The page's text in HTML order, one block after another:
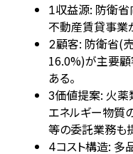
1収益源: 防衛省
不動産賃貸事業
2顧客: 防衛省(
16.0%)が主要顧
ある。
3価値提案: 火薬
エネルギー物質
等の委託業務も
4コスト構造: